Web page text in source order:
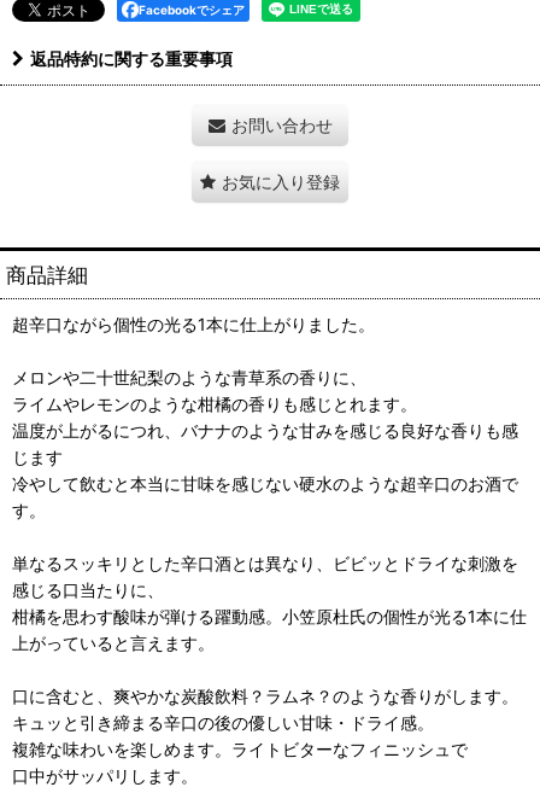
Facebookでシェア
返品特約に関する重要事項
お問い合わせ
お気に入り登録
商品詳細
超辛口ながら個性の光る1本に仕上がりました。
メロンや二十世紀梨のような青草系の香りに、
ライムやレモンのような柑橘の香りも感じとれます。
温度が上がるにつれ、バナナのような甘みを感じる良好な香りも感
じます
冷やして飲むと本当に甘味を感じない硬水のような超辛口のお酒で
す。
単なるスッキリとした辛口酒とは異なり、ビビッとドライな刺激を
感じる口当たりに、
柑橘を思わす酸味が弾ける躍動感。小笠原杜氏の個性が光る1本に仕
上がっていると言えます。
口に含むと、爽やかな炭酸飲料？ラムネ？のような香りがします。
キュッと引き締まる辛口の後の優しい甘味・ドライ感。
複雑な味わいを楽しめます。ライトビターなフィニッシュで
口中がサッパリします。